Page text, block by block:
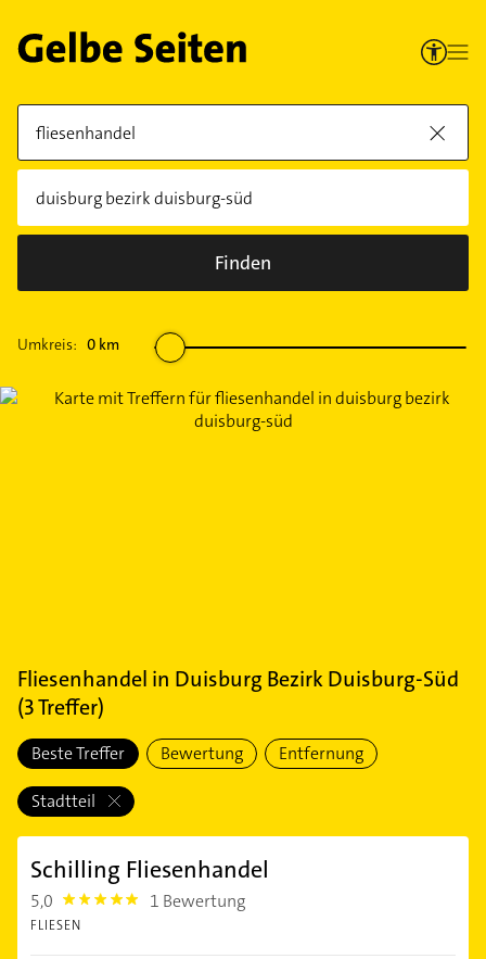
Finden
Umkreis: 0 km
Fliesenhandel in Duisburg Bezirk Duisburg-Süd
(3Treffer)
Beste Treffer Bewertung Entfernung
Stadtteil
Schilling Fliesenhandel
5,0 5.0 1 Bewertung
FLIESEN